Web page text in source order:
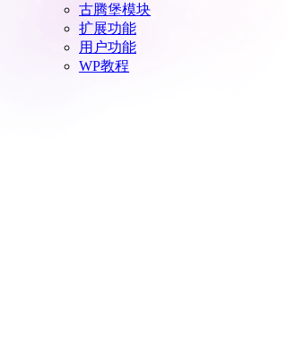
古腾堡模块
扩展功能
用户功能
WP教程